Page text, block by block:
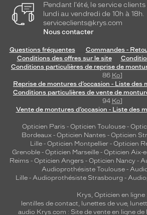
Pendant l'été, le service
lundi au vendredi de 10h à 18h.
serviceclients@krys.com
Nous contacter
Questions fréquentes
Commandes -
Conditions des offres sur le site
Conditions particulières de reprise de
86 Ko]
Reprise de montures d’occasion - Liste
Conditions particulières de vente de
94 Ko]
Vente de montures d’occasion - Liste des
Opticien Paris - Opticien Toulouse-
Bordeaux- Opticien Nantes - Opticien
Lille - Opticien Montpellier - Opticien
Grenoble - Opticien Marseille - Opticien Aix-
Reims - Opticien Angers - Opticien Nancy -
Audioprothésiste Toulouse-
Lille- Audioprothésiste Strasbourg -
Krys, Opticien en ligne :
lentilles de contact, lunettes de vue,
audio Krys.com : Site de vente en ligne de